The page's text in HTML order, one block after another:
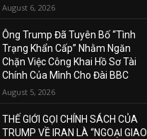
August 6, 2026
Ông Trump Đã Tuyên Bố “Tình
Trạng Khẩn Cấp” Nhằm Ngăn
Chặn Việc Công Khai Hồ Sơ Tài
Chính Của Mình Cho Đài BBC
August 5, 2026
THẾ GIỚI GỌI CHÍNH SÁCH CỦA
TRUMP VỀ IRAN LÀ “NGOẠI GIAO